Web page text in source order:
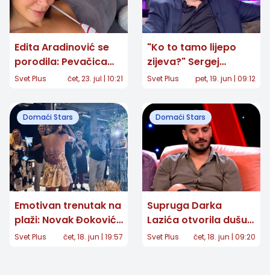
Edita Aradinović se
porodila: Pevačica
objavila prvu
Svet Plus čet, 23. jul | 10:21
"Ko to tamo lijepo
zijeva?" Sergej
Ćetković posle 40
koji je mnoge
raznežio
Svet Plus pet, 19. jun | 09:12
Domaći Stars
Emotivan trenutak na
plaži: Novak Đoković
iznenadio Jelenu
Svet Plus čet, 18. jun | 19:57
Domaći Stars
Supruga Darka
Lazića otvorila dušu:
"Nikada se nećemo
Svet Plus čet, 18. jun | 09:20